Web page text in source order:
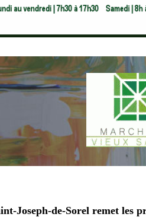
Joseph-de-Sorel remet les